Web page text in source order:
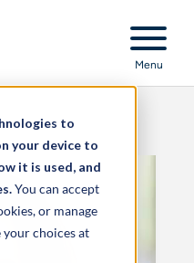
to
your device to
it is used, and
You can accept
or manage
your choices at
Menu